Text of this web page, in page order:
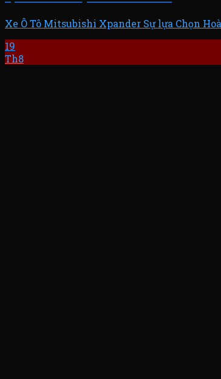
Xe Ô Tô Mitsubishi Xpander Sự lựa Chọn
19
Th8